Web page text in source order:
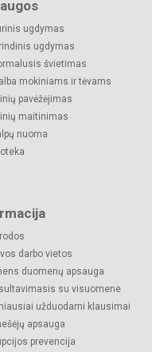
ugdymas
ugdymas
švietimas
mokiniams ir tėvams
pavėžėjimas
maitinimas
nuoma
darbo vietos
duomenų apsauga
su visuomene
užduodami klausimai
apsauga
prevencija